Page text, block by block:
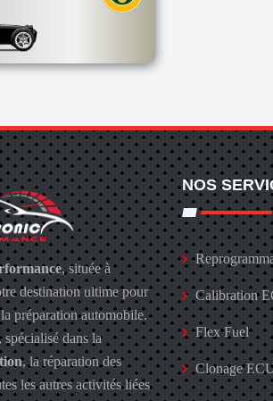
, située à
destination ultime pour
préparation automobile.
dans la
, la réparation des
les autres activités liées
NOS
Calibration
Flex Fuel
Clonage